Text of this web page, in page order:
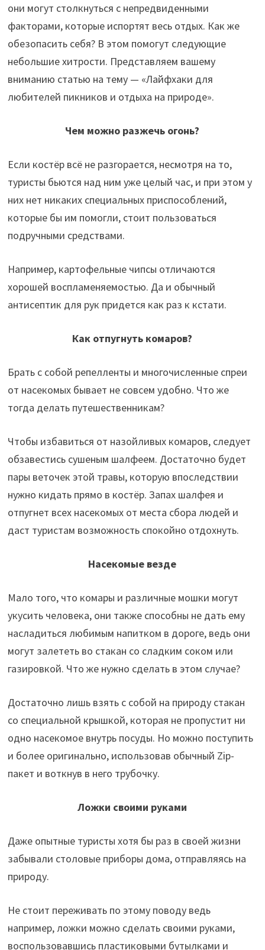
они могут столкнуться с непредвиденными
факторами, которые испортят весь отдых. Как же
обезопасить себя? В этом помогут следующие
небольшие хитрости. Представляем вашему
вниманию статью на тему — «Лайфхаки для
любителей пикников и отдыха на природе».
Чем можно разжечь огонь?
Если костёр всё не разгорается, несмотря на то,
туристы бьются над ним уже целый час, и при этом у
них нет никаких специальных приспособлений,
которые бы им помогли, стоит пользоваться
подручными средствами.
Например, картофельные чипсы отличаются
хорошей воспламеняемостью. Да и обычный
антисептик для рук придется как раз к кстати.
Как отпугнуть комаров?
Брать с собой репелленты и многочисленные спреи
от насекомых бывает не совсем удобно. Что же
тогда делать путешественникам?
Чтобы избавиться от назойливых комаров, следует
обзавестись сушеным шалфеем. Достаточно будет
пары веточек этой травы, которую впоследствии
нужно кидать прямо в костёр. Запах шалфея и
отпугнет всех насекомых от места сбора людей и
даст туристам возможность спокойно отдохнуть.
Насекомые везде
Мало того, что комары и различные мошки могут
укусить человека, они также способны не дать ему
насладиться любимым напитком в дороге, ведь они
могут залететь во стакан со сладким соком или
газировкой. Что же нужно сделать в этом случае?
Достаточно лишь взять с собой на природу стакан
со специальной крышкой, которая не пропустит ни
одно насекомое внутрь посуды. Но можно поступить
и более оригинально, использовав обычный Zip-
пакет и воткнув в него трубочку.
Ложки своими руками
Даже опытные туристы хотя бы раз в своей жизни
забывали столовые приборы дома, отправляясь на
природу.
Не стоит переживать по этому поводу ведь
например, ложки можно сделать своими руками,
воспользовавшись пластиковыми бутылками и